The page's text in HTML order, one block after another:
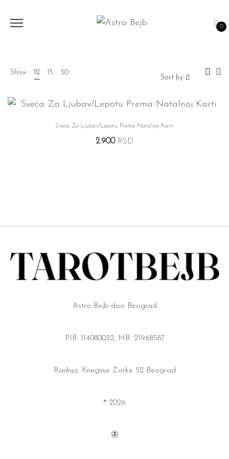
0
Show 12 15 30
Sort by
Sveća Za Ljubav/Lepotu Prema Natalnoj Karti
2.900 RSD
Astro Bejb doo Beograd
PIB: 114080032, MB: 21968587
Radnja: Kneginje Zorke 52 Beograd
® 2026
🦋